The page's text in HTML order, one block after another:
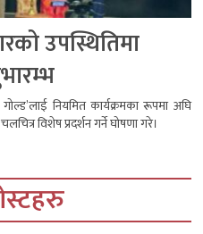
उपस्थितिमा
नियमित कार्यक्रमका रूपमा अघि
विशेष प्रदर्शन गर्ने घोषणा गरे।